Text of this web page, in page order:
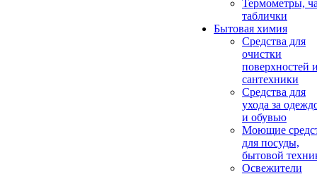
Термометры,
таблички
Бытовая химия
Средства для
очистки
поверхностей
сантехники
Средства для
ухода за
и обувью
Моющие
для посуды,
бытовой
Освежители